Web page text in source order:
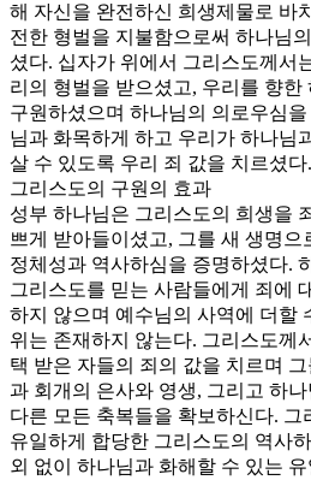
해 자신을 완전하신 희생제물로 바
전한 형벌을 지불함으로써 하나님
셨다. 십자가 위에서 그리스도께서
리의 형벌을 받으셨고, 우리를 향
구원하셨으며 하나님의 의로우심
님과 화목하게 하고 우리가 하나님
살 수 있도록 우리 죄 값을 치르셨다.
그리스도의 구원의 효과
성부 하나님은 그리스도의 희생을
쁘게 받아들이셨고, 그를 새 생명으
정체성과 역사하심을 증명하셨다.
그리스도를 믿는 사람들에게 죄에
하지 않으며 예수님의 사역에 더할
위는 존재하지 않는다. 그리스도께
택 받은 자들의 죄의 값을 치르며
과 회개의 은사와 영생, 그리고 하
다른 모든 축복들을 확보하신다. 그
유일하게 합당한 그리스도의 역사
외 없이 하나님과 화해할 수 있는